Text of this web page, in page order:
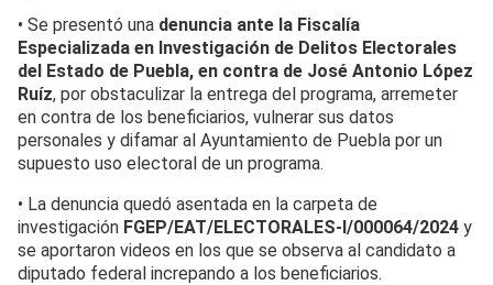
• Se presentó una denuncia ante la Fiscalía
Especializada en Investigación de Delitos Electorales
del Estado de Puebla, en contra de José Antonio López
Ruíz, por obstaculizar la entrega del programa, arremeter
en contra de los beneficiarios, vulnerar sus datos
personales y difamar al Ayuntamiento de Puebla por un
supuesto uso electoral de un programa.
• La denuncia quedó asentada en la carpeta de
investigación FGEP/EAT/ELECTORALES-I/000064/2024 y
se aportaron videos en los que se observa al candidato a
diputado federal increpando a los beneficiarios.